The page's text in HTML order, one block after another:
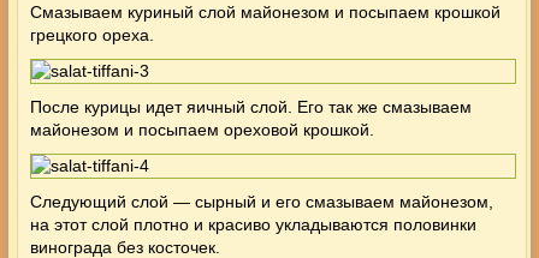
Смазываем куриный слой майонезом и посыпаем крошкой
грецкого ореха.
После курицы идет яичный слой. Его так же смазываем
майонезом и посыпаем ореховой крошкой.
Следующий слой — сырный и его смазываем майонезом,
на этот слой плотно и красиво укладываются половинки
винограда без косточек.